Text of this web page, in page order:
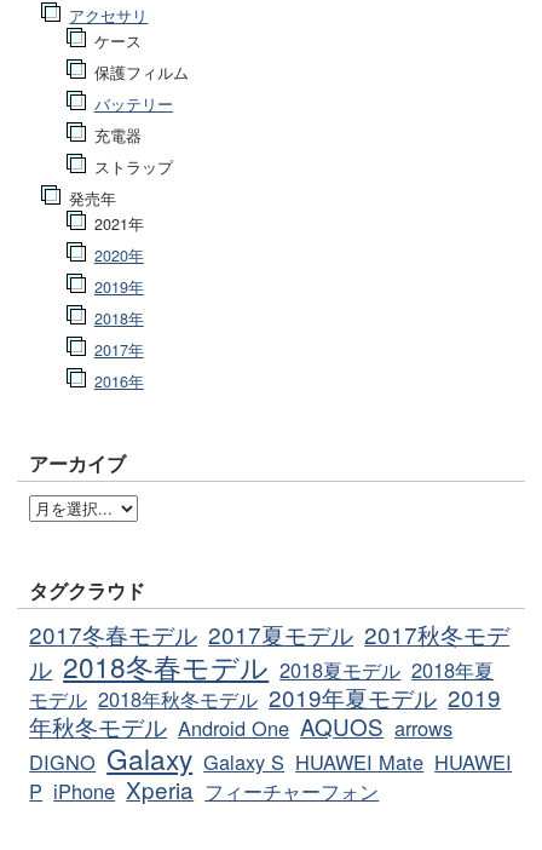
アクセサリ
ケース
保護フィルム
バッテリー
充電器
ストラップ
発売年
2021年
2020年
2019年
2018年
2017年
2016年
アーカイブ
タグクラウド
2017冬春モデル 2017夏モデル 2017秋冬モデ
ル 2018冬春モデル 2018夏モデル 2018年夏
モデル 2018年秋冬モデル 2019年夏モデル 2019
年秋冬モデル Android One AQUOS arrows
DIGNO Galaxy Galaxy S HUAWEI Mate HUAWEI
P iPhone Xperia フィーチャーフォン